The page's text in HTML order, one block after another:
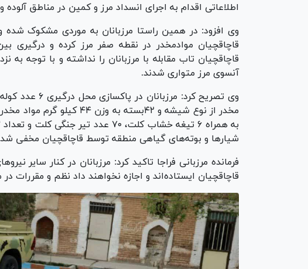
اطلاعاتی اقدام به اجرای انسداد مرز و کمین در مناطق
وی افزود: در همین راستا مرزبانان به موردی مشکوک شده
قاچاقچیان موادمخدر در نقطه صفر مرز کرده و درگیری
قاچاقچیان تاب مقابله با مرزبانان را نداشته و با توجه
آنسوی مرز متواری شدند.
شیار‌ها و بوته‌های گیاهی منطقه توسط قاچاقچیان مخفی
فرمانده مرزبانی فراجا تاکید کرد: مرزبانان در کنار سایر
قاچاقچیان ایستاده‌اند و اجازه نخواهند داد نظم و مقررات